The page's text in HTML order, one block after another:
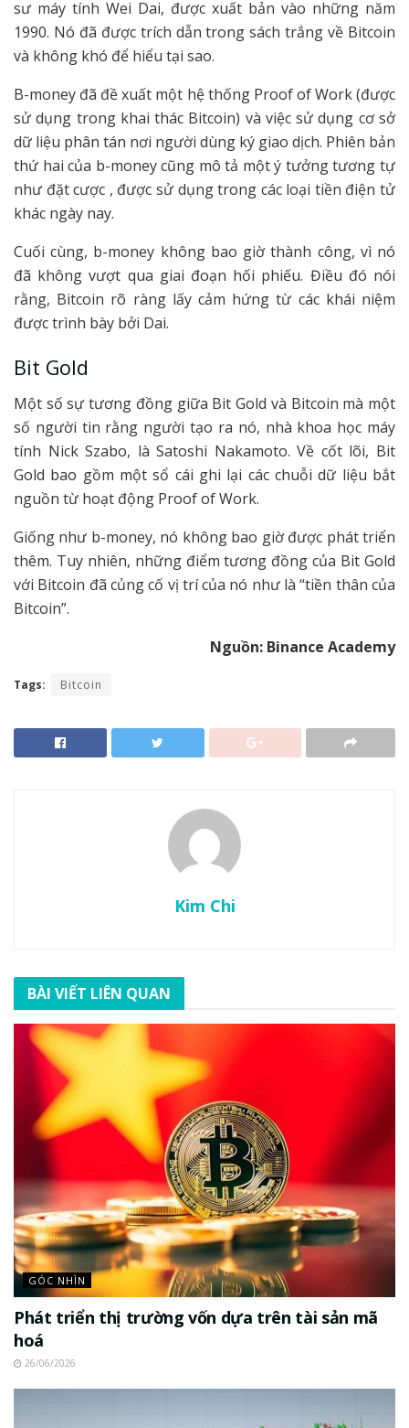
sư máy tính Wei Dai, được xuất bản vào những năm
1990. Nó đã được trích dẫn trong sách trắng về Bitcoin
và không khó để hiểu tại sao.
B-money đã đề xuất một hệ thống Proof of Work (được
sử dụng trong khai thác Bitcoin) và việc sử dụng cơ sở
dữ liệu phân tán nơi người dùng ký giao dịch. Phiên bản
thứ hai của b-money cũng mô tả một ý tưởng tương tự
như đặt cược , được sử dụng trong các loại tiền điện tử
khác ngày nay.
Cuối cùng, b-money không bao giờ thành công, vì nó
đã không vượt qua giai đoạn hối phiếu. Điều đó nói
rằng, Bitcoin rõ ràng lấy cảm hứng từ các khái niệm
được trình bày bởi Dai.
Bit Gold
Một số sự tương đồng giữa Bit Gold và Bitcoin mà một
số người tin rằng người tạo ra nó, nhà khoa học máy
tính Nick Szabo, là Satoshi Nakamoto. Về cốt lõi, Bit
Gold bao gồm một sổ cái ghi lại các chuỗi dữ liệu bắt
nguồn từ hoạt động Proof of Work.
Giống như b-money, nó không bao giờ được phát triển
thêm. Tuy nhiên, những điểm tương đồng của Bit Gold
với Bitcoin đã củng cố vị trí của nó như là “tiền thân của
Bitcoin”.
Nguồn: Binance Academy
Tags: Bitcoin
Kim Chi
BÀI VIẾT LIÊN QUAN
GÓC NHÌN
Phát triển thị trường vốn dựa trên tài sản mã
hoá
26/06/2026